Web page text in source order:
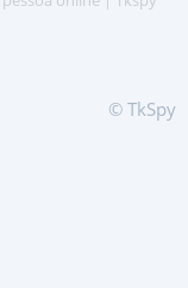
© TkSpy